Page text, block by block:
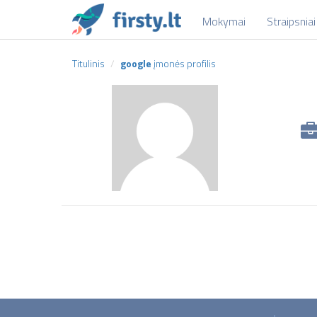
Mokymai Straipsniai
Titulinis google įmonės profilis